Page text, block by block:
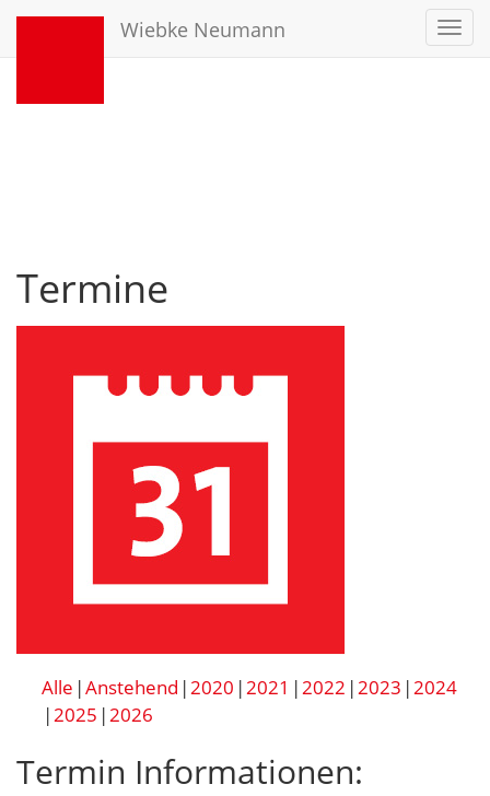
Wiebke Neumann
Termine
Alle Anstehend 2020 2021 2022 2023 2024
2025 2026
Termin Informationen: